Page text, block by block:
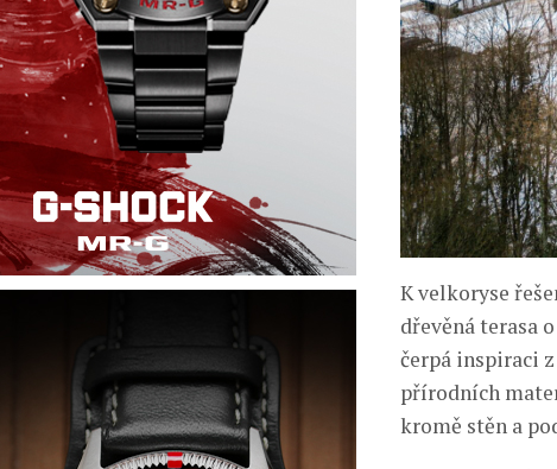
K velkoryse
dřevěná terasa
čerpá inspiraci
přírodních
kromě stěn a